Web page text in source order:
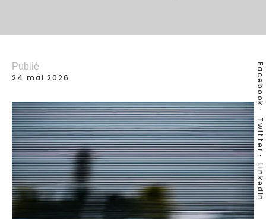
Facebook
Twitter
LinkedIn
Publié
24 mai 2026